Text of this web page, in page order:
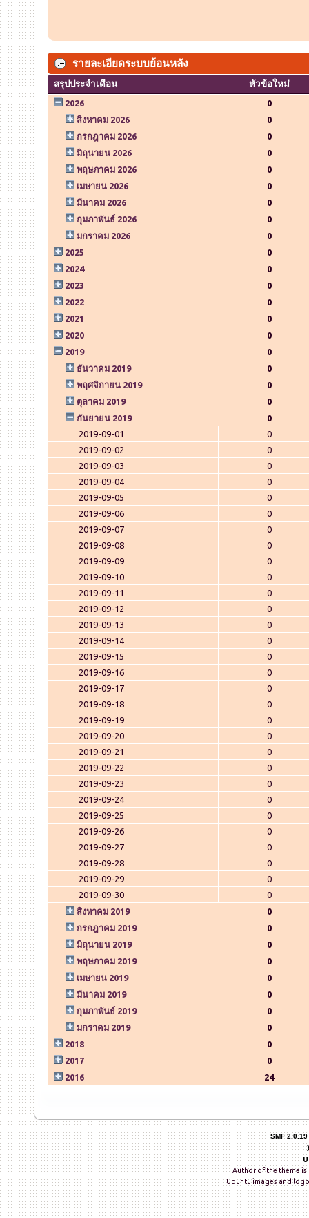
รายละเอียดระบบย้อนหลัง
สรุปประจำเดือน หัวข้อใหม่
2026
0
สิงหาคม 2026
0
กรกฎาคม 2026
0
มิถุนายน 2026
0
พฤษภาคม 2026
0
เมษายน 2026
0
มีนาคม 2026
0
กุมภาพันธ์ 2026
0
มกราคม 2026
0
2025
0
2024
0
2023
0
2022
0
2021
0
2020
0
2019
0
ธันวาคม 2019
0
พฤศจิกายน 2019
0
ตุลาคม 2019
0
กันยายน 2019
0
2019-09-01
0
2019-09-02
0
2019-09-03
0
2019-09-04
0
2019-09-05
0
2019-09-06
0
2019-09-07
0
2019-09-08
0
2019-09-09
0
2019-09-10
0
2019-09-11
0
2019-09-12
0
2019-09-13
0
2019-09-14
0
2019-09-15
0
2019-09-16
0
2019-09-17
0
2019-09-18
0
2019-09-19
0
2019-09-20
0
2019-09-21
0
2019-09-22
0
2019-09-23
0
2019-09-24
0
2019-09-25
0
2019-09-26
0
2019-09-27
0
2019-09-28
0
2019-09-29
0
2019-09-30
0
สิงหาคม 2019
0
กรกฎาคม 2019
0
มิถุนายน 2019
0
พฤษภาคม 2019
0
เมษายน 2019
0
มีนาคม 2019
0
กุมภาพันธ์ 2019
0
มกราคม 2019
0
2018
0
2017
0
2016
24
SMF 2.0.19
Author of the theme
Ubuntu images and